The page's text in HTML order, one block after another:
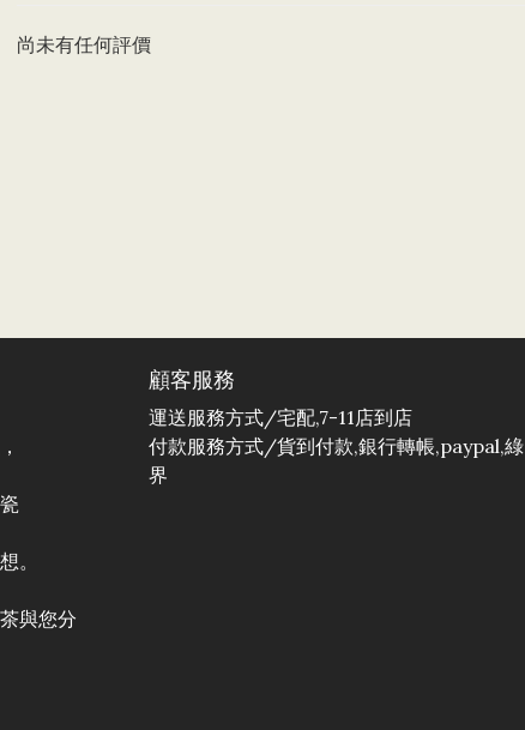
尚未有任何評價
。
與您分
顧客服務
運送服務方式/宅配,7-11店到店
付款服務方式/貨到付款,銀行轉帳,paypal,綠
界